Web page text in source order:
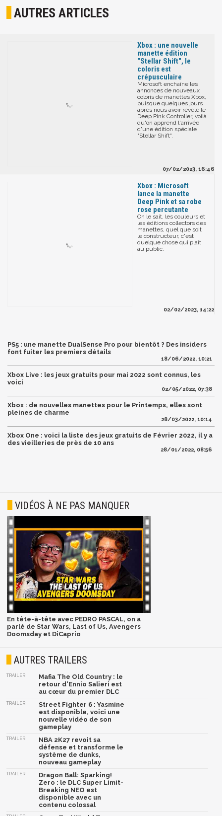
AUTRES ARTICLES
Xbox : une nouvelle
manette édition
"Stellar Shift", le
coloris est
crépusculaire
Microsoft enchaîne les
annonces de nouveaux
coloris de manettes Xbox,
puisque quelques jours
après nous avoir révélé le
Deep Pink Controller, voilà
qu'on apprend l'arrivée
d'une édition spéciale
"Stellar Shift".
07/02/2023, 16:46
Xbox : Microsoft
lance la manette
Deep Pink et sa robe
rose percutante
On le sait, les couleurs et
les éditions collectors des
manettes, quel que soit
le constructeur, c'est
quelque chose qui plaît
au public.
02/02/2023, 14:22
PS5 : une manette DualSense Pro pour bientôt ? Des insiders
font fuiter les premiers détails
18/06/2022, 10:21
Xbox Live : les jeux gratuits pour mai 2022 sont connus, les
voici
02/05/2022, 07:38
Xbox : de nouvelles manettes pour le Printemps, elles sont
pleines de charme
28/03/2022, 10:14
Xbox One : voici la liste des jeux gratuits de Février 2022, il y a
des vieilleries de près de 10 ans
28/01/2022, 08:56
VIDÉOS À NE PAS MANQUER
En tête-à-tête avec PEDRO PASCAL, on a
parlé de Star Wars, Last of Us, Avengers
Doomsday et DiCaprio
AUTRES TRAILERS
TRAILER
Mafia The Old Country : le
retour d'Ennio Salieri est
au cœur du premier DLC
TRAILER
Street Fighter 6 : Yasmine
est disponible, voici une
nouvelle vidéo de son
gameplay
TRAILER
NBA 2K27 revoit sa
défense et transforme le
système de dunks,
nouveau gameplay
TRAILER
Dragon Ball: Sparking!
Zero : le DLC Super Limit-
Breaking NEO est
disponible avec un
contenu colossal